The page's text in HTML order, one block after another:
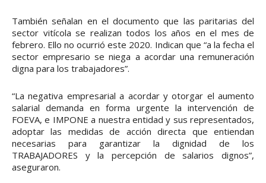
También señalan en el documento que las paritarias del
sector vitícola se realizan todos los años en el mes de
febrero. Ello no ocurrió este 2020. Indican que “a la fecha el
sector empresario se niega a acordar una remuneración
digna para los trabajadores”.
“La negativa empresarial a acordar y otorgar el aumento
salarial demanda en forma urgente la intervención de
FOEVA, e IMPONE a nuestra entidad y sus representados,
adoptar las medidas de acción directa que entiendan
necesarias para garantizar la dignidad de los
TRABAJADORES y la percepción de salarios dignos”,
aseguraron.